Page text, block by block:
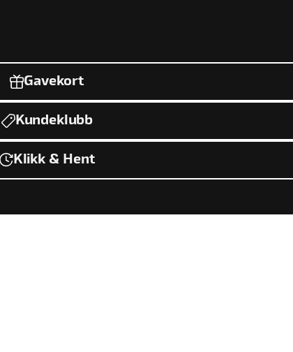
Gavekort
Kundeklubb
Klikk & Hent